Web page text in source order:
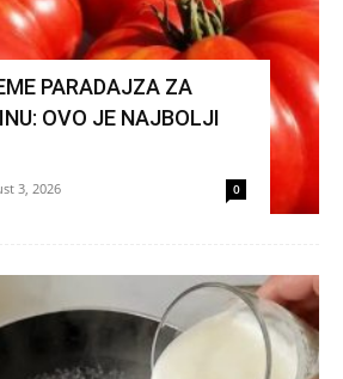
PARADAJZA ZA
OVO JE NAJBOLJI
3, 2026 0